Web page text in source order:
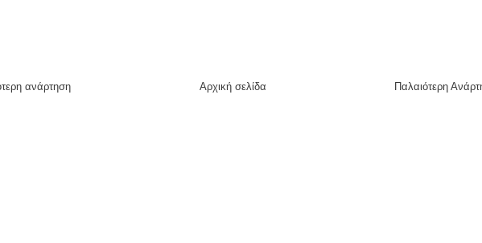
ανάρτηση Παλαιότερη
Αρχική σελίδα